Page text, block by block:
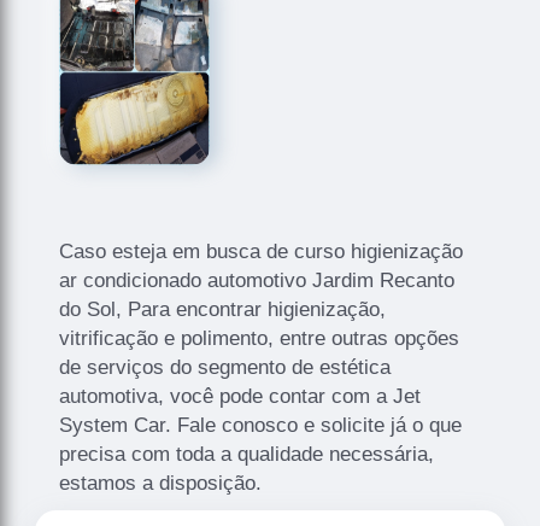
Caso esteja em busca de curso higienização
ar condicionado automotivo Jardim Recanto
do Sol, Para encontrar higienização,
vitrificação e polimento, entre outras opções
de serviços do segmento de estética
automotiva, você pode contar com a Jet
System Car. Fale conosco e solicite já o que
precisa com toda a qualidade necessária,
estamos a disposição.